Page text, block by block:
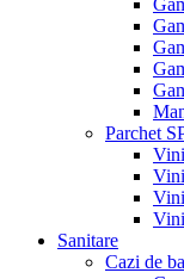
Parchet
Sanitare
Cazi de